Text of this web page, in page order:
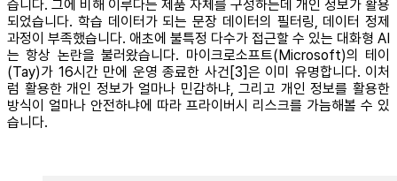
습니다. 그에 비해 이루다는 제품 자체를 구성하는데 개인 정보가 활용
되었습니다. 학습 데이터가 되는 문장 데이터의 필터링, 데이터 정제
과정이 부족했습니다. 애초에 불특정 다수가 접근할 수 있는 대화형 AI
는 항상 논란을 불러왔습니다. 마이크로소프트(Microsoft)의 테이
(Tay)가 16시간 만에 운영 종료한 사건[3]은 이미 유명합니다. 이처
럼 활용한 개인 정보가 얼마나 민감하냐, 그리고 개인 정보를 활용한
방식이 얼마나 안전하냐에 따라 프라이버시 리스크를 가늠해볼 수 있
습니다.